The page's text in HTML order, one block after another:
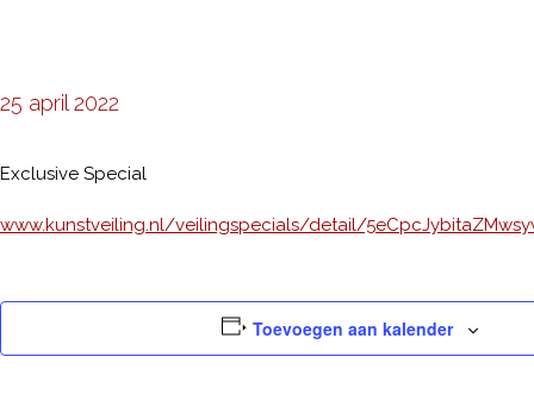
25 april 2022
Exclusive Special
www.kunstveiling.nl/veilingspecials/detail/
Toevoegen aan kalender